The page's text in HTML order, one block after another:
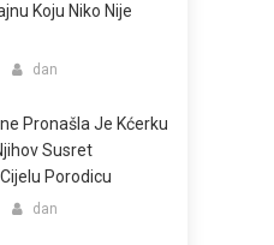
Koju Niko Nije
dan
Pronašla Je Kćerku
Susret
Porodicu
dan